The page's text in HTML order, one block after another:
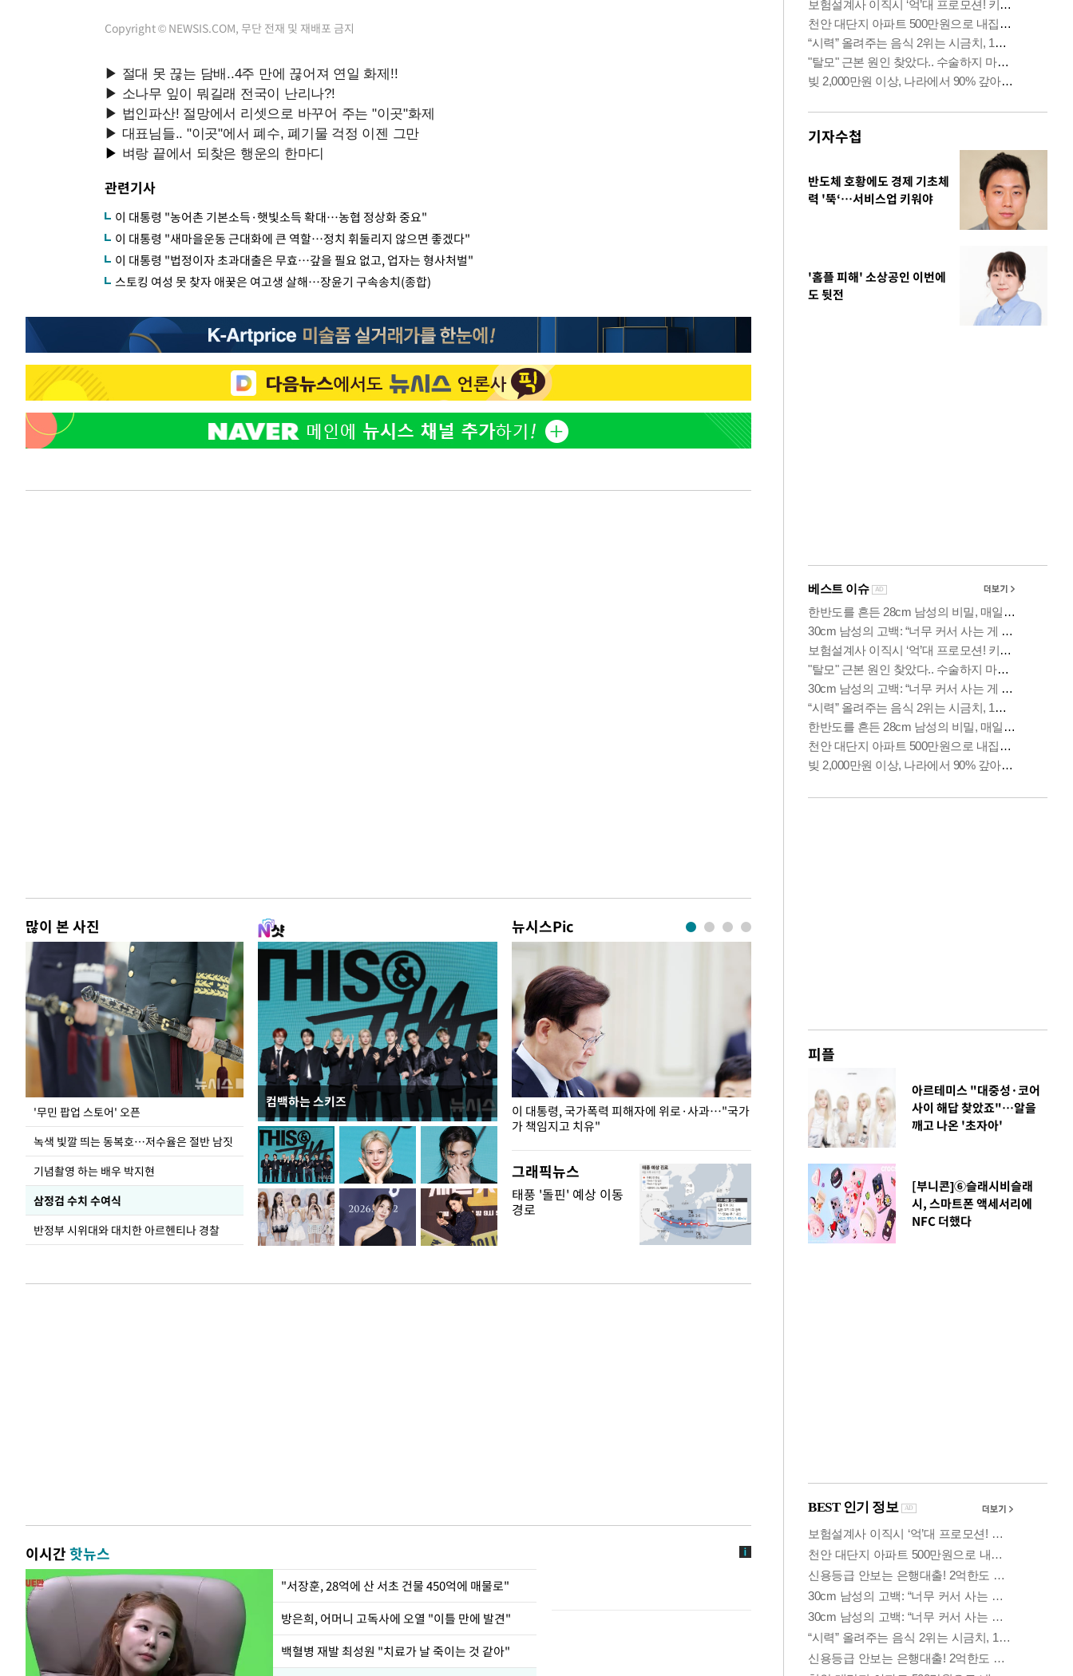
Copyright © NEWSIS.COM, 무단 전재 및 재배포 금지
관련기사
이 대통령 "농어촌 기본소득·햇빛소득 확대…농협 정상화 중요"
이 대통령 "새마을운동 근대화에 큰 역할…정치 휘둘리지 않으면 좋겠다"
이 대통령 "법정이자 초과대출은 무효…갚을 필요 없고, 업자는 형사처벌"
스토킹 여성 못 찾자 애꿎은 여고생 살해…장윤기 구속송치(종합)
많이 본 사진
'무민 팝업 스토어' 오픈
녹색 빛깔 띄는 동복호…저수율은 절반 남짓
기념촬영 하는 배우 박지현
삼정검 수치 수여식
반정부 시위대와 대치한 아르헨티나 경찰
컴백하는 스키즈
뉴시스Pic
지석천 뒤덮은 개구리밥
이 대통령, 국가폭력 피해자에 위로·사과…"국가
가 책임지고 치유"
홈플러스, 67개 점포 가오픈… 13일 정식 개장
오세훈 서울시
환경 점검
그래픽뉴스
태풍 '돌핀' 예상 이동
경로
이시간핫뉴스
"서장훈, 28억에 산 서초 건물 450억에 매물로"
방은희, 어머니 고독사에 오열 "이틀 만에 발견"
백혈병 재발 최성원 "치료가 날 죽이는 것 같아"
기자수첩
반도체 호황에도 경제 기초체
력 '뚝‘…서비스업 키워야
'홈플 피해' 소상공인 이번에
도 뒷전
피플
아르테미스 "대중성·코어
사이 해답 찾았죠"…알을
깨고 나온 '초자아'
[부니콘]⑥슬래시비슬래
시, 스마트폰 액세서리에
NFC 더했다